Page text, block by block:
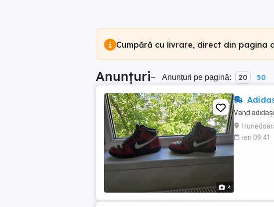
Cumpără cu livrare, direct din pagina
Anunțuri– Anunțuri pe pagină: 20 50
4
Vand
ieri 09:41